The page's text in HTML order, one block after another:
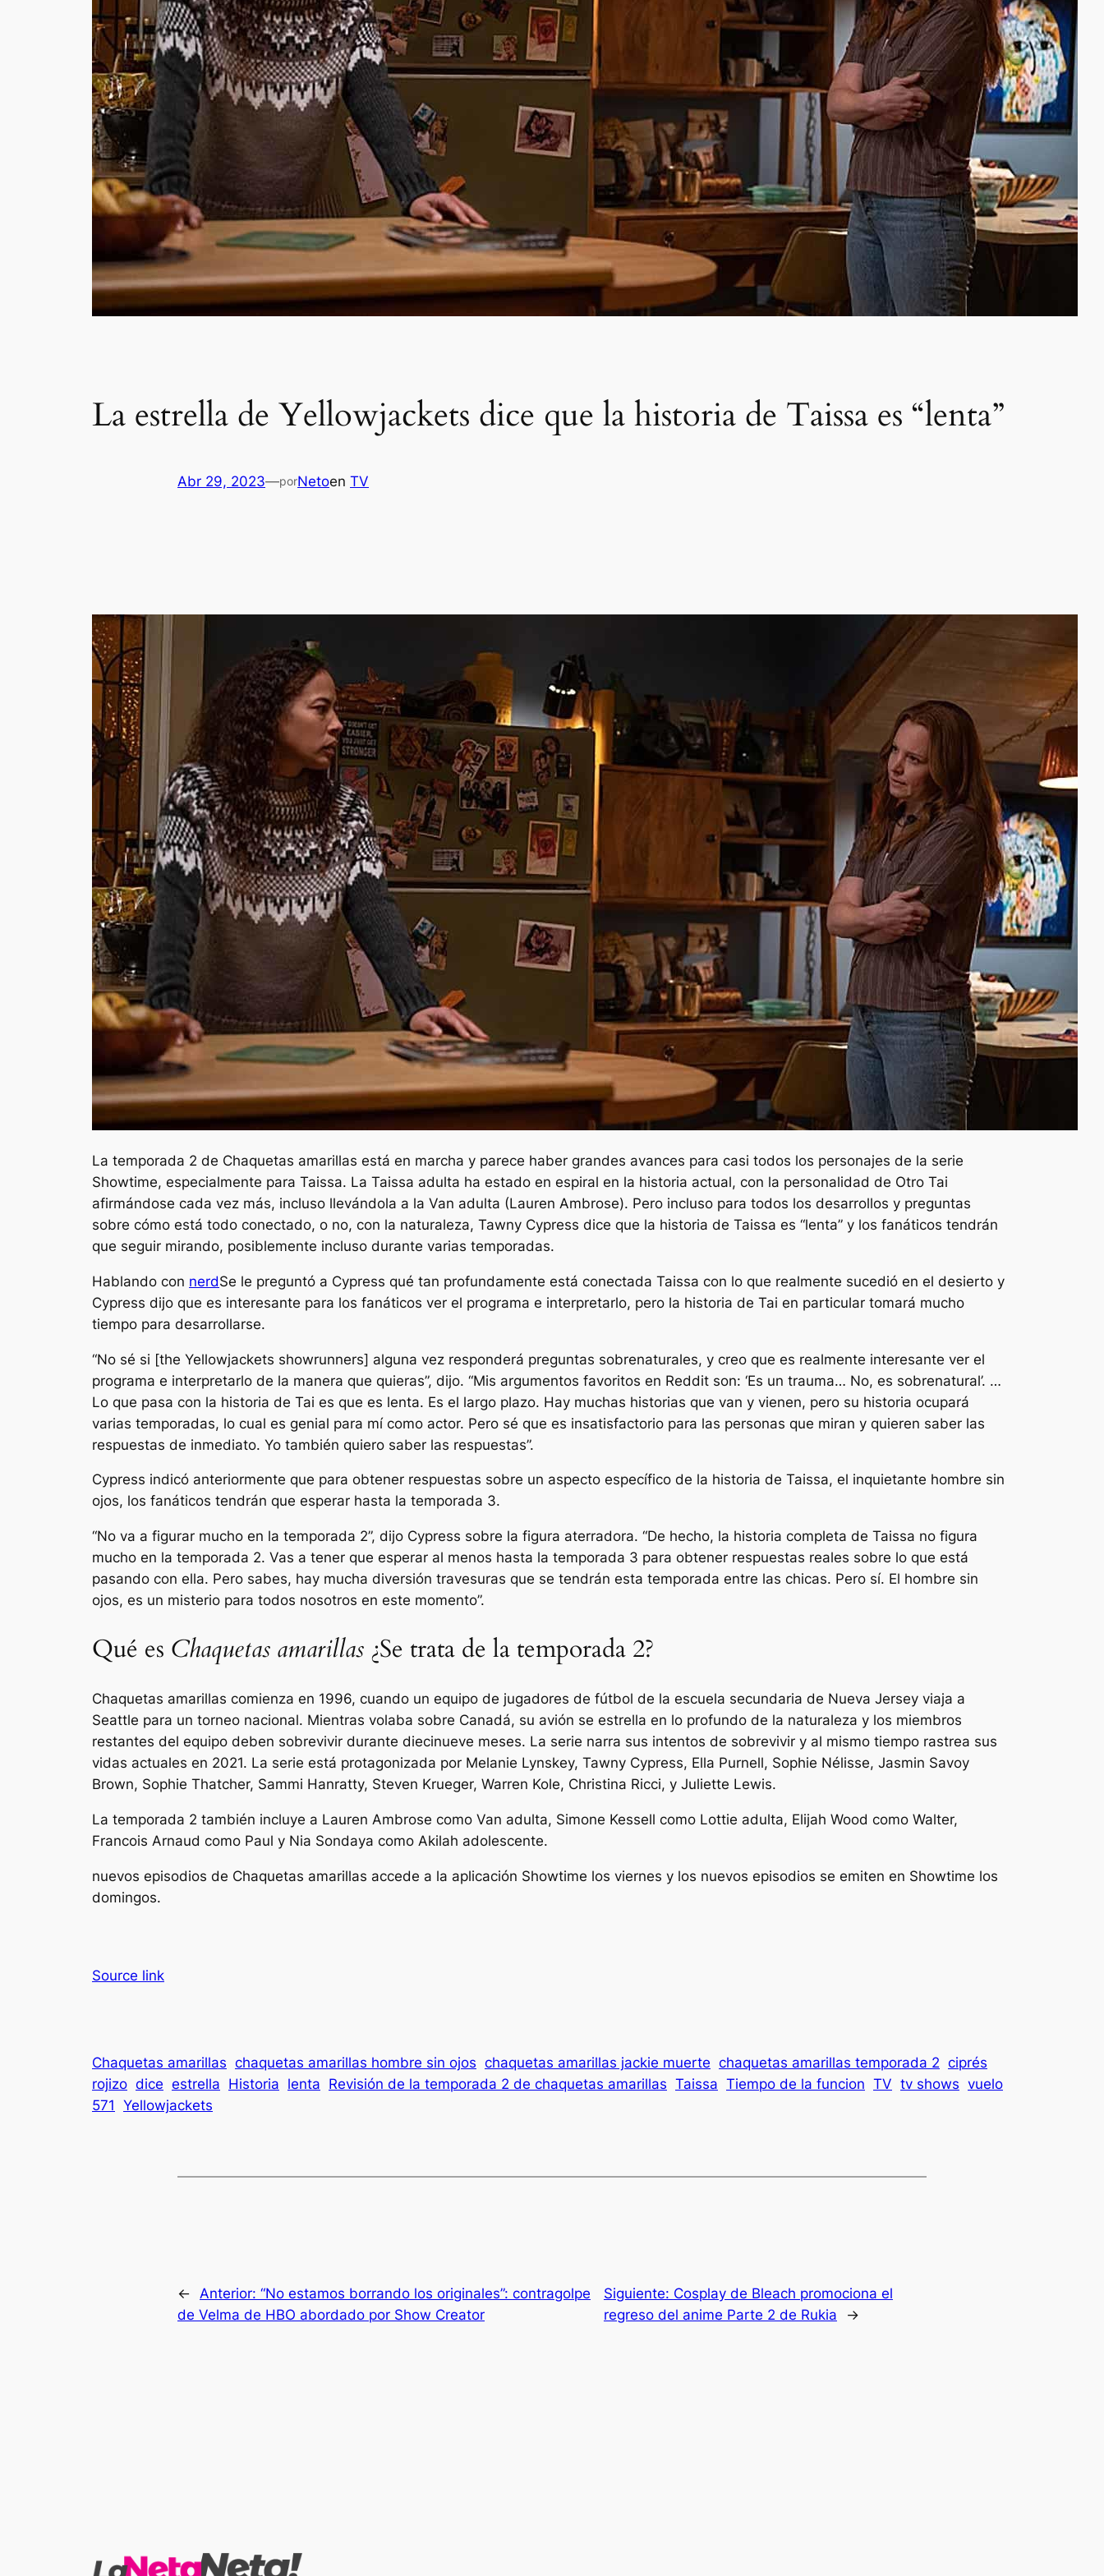
La estrella de Yellowjackets dice que la historia de Taissa es “lenta”
Abr 29, 2023—porNetoen TV
La temporada 2 de Chaquetas amarillas está en marcha y parece haber grandes avances para casi todos los personajes de la serie
Showtime, especialmente para Taissa. La Taissa adulta ha estado en espiral en la historia actual, con la personalidad de Otro Tai
afirmándose cada vez más, incluso llevándola a la Van adulta (Lauren Ambrose). Pero incluso para todos los desarrollos y preguntas
sobre cómo está todo conectado, o no, con la naturaleza, Tawny Cypress dice que la historia de Taissa es “lenta” y los fanáticos tendrán
que seguir mirando, posiblemente incluso durante varias temporadas.
Hablando con nerdSe le preguntó a Cypress qué tan profundamente está conectada Taissa con lo que realmente sucedió en el desierto y
Cypress dijo que es interesante para los fanáticos ver el programa e interpretarlo, pero la historia de Tai en particular tomará mucho
tiempo para desarrollarse.
“No sé si [the Yellowjackets showrunners] alguna vez responderá preguntas sobrenaturales, y creo que es realmente interesante ver el
programa e interpretarlo de la manera que quieras”, dijo. “Mis argumentos favoritos en Reddit son: ‘Es un trauma… No, es sobrenatural’. …
Lo que pasa con la historia de Tai es que es lenta. Es el largo plazo. Hay muchas historias que van y vienen, pero su historia ocupará
varias temporadas, lo cual es genial para mí como actor. Pero sé que es insatisfactorio para las personas que miran y quieren saber las
respuestas de inmediato. Yo también quiero saber las respuestas”.
Cypress indicó anteriormente que para obtener respuestas sobre un aspecto específico de la historia de Taissa, el inquietante hombre sin
ojos, los fanáticos tendrán que esperar hasta la temporada 3.
“No va a figurar mucho en la temporada 2”, dijo Cypress sobre la figura aterradora. “De hecho, la historia completa de Taissa no figura
mucho en la temporada 2. Vas a tener que esperar al menos hasta la temporada 3 para obtener respuestas reales sobre lo que está
pasando con ella. Pero sabes, hay mucha diversión travesuras que se tendrán esta temporada entre las chicas. Pero sí. El hombre sin
ojos, es un misterio para todos nosotros en este momento”.
Qué es Chaquetas amarillas ¿Se trata de la temporada 2?
Chaquetas amarillas comienza en 1996, cuando un equipo de jugadores de fútbol de la escuela secundaria de Nueva Jersey viaja a
Seattle para un torneo nacional. Mientras volaba sobre Canadá, su avión se estrella en lo profundo de la naturaleza y los miembros
restantes del equipo deben sobrevivir durante diecinueve meses. La serie narra sus intentos de sobrevivir y al mismo tiempo rastrea sus
vidas actuales en 2021. La serie está protagonizada por Melanie Lynskey, Tawny Cypress, Ella Purnell, Sophie Nélisse, Jasmin Savoy
Brown, Sophie Thatcher, Sammi Hanratty, Steven Krueger, Warren Kole, Christina Ricci, y Juliette Lewis.
La temporada 2 también incluye a Lauren Ambrose como Van adulta, Simone Kessell como Lottie adulta, Elijah Wood como Walter,
Francois Arnaud como Paul y Nia Sondaya como Akilah adolescente.
nuevos episodios de Chaquetas amarillas accede a la aplicación Showtime los viernes y los nuevos episodios se emiten en Showtime los
domingos.
Source link
Chaquetas amarillas chaquetas amarillas hombre sin ojos chaquetas amarillas jackie muerte chaquetas amarillas temporada 2 ciprés
rojizo dice estrella Historia lenta Revisión de la temporada 2 de chaquetas amarillas Taissa Tiempo de la funcion TV tv shows vuelo
571 Yellowjackets
← Anterior: “No estamos borrando los originales”: contragolpe
de Velma de HBO abordado por Show Creator
Siguiente: Cosplay de Bleach promociona el
regreso del anime Parte 2 de Rukia
→